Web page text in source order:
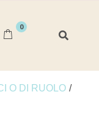
0
O DI RUOLO /